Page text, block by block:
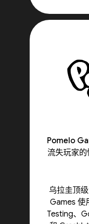
Pomelo
流失玩家
乌拉圭顶
Games 使
Testing、